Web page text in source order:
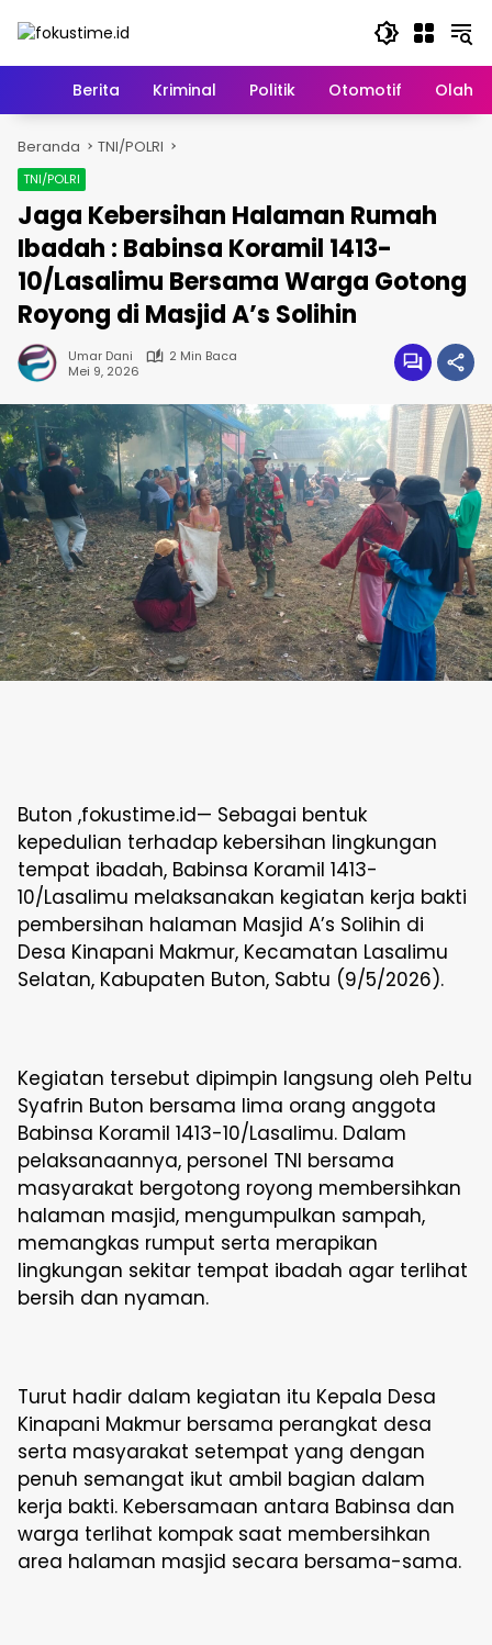
HomeBerita Kriminal Politik Otomotif
Beranda TNI/POLRI
TNI/POLRI
Jaga Kebersihan Halaman Rumah
Ibadah : Babinsa Koramil 1413-
10/Lasalimu Bersama Warga Gotong
Royong di Masjid A’s Solihin
Umar Dani
2 Min Baca
Mei 9, 2026
Buton ,fokustime.id— Sebagai bentuk
kepedulian terhadap kebersihan lingkungan
tempat ibadah, Babinsa Koramil 1413-
10/Lasalimu melaksanakan kegiatan kerja bakti
pembersihan halaman Masjid A’s Solihin di
Desa Kinapani Makmur, Kecamatan Lasalimu
Selatan, Kabupaten Buton, Sabtu (9/5/2026).
Kegiatan tersebut dipimpin langsung oleh Peltu
Syafrin Buton bersama lima orang anggota
Babinsa Koramil 1413-10/Lasalimu. Dalam
pelaksanaannya, personel TNI bersama
masyarakat bergotong royong membersihkan
halaman masjid, mengumpulkan sampah,
memangkas rumput serta merapikan
lingkungan sekitar tempat ibadah agar terlihat
bersih dan nyaman.
Turut hadir dalam kegiatan itu Kepala Desa
Kinapani Makmur bersama perangkat desa
serta masyarakat setempat yang dengan
penuh semangat ikut ambil bagian dalam
kerja bakti. Kebersamaan antara Babinsa dan
warga terlihat kompak saat membersihkan
area halaman masjid secara bersama-sama.